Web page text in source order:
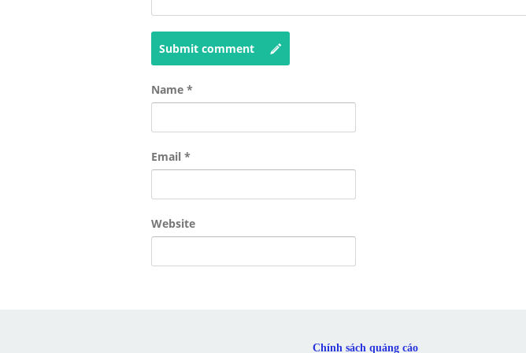
Submit comment
Name *
Email *
Website
Chính sách quảng cáo